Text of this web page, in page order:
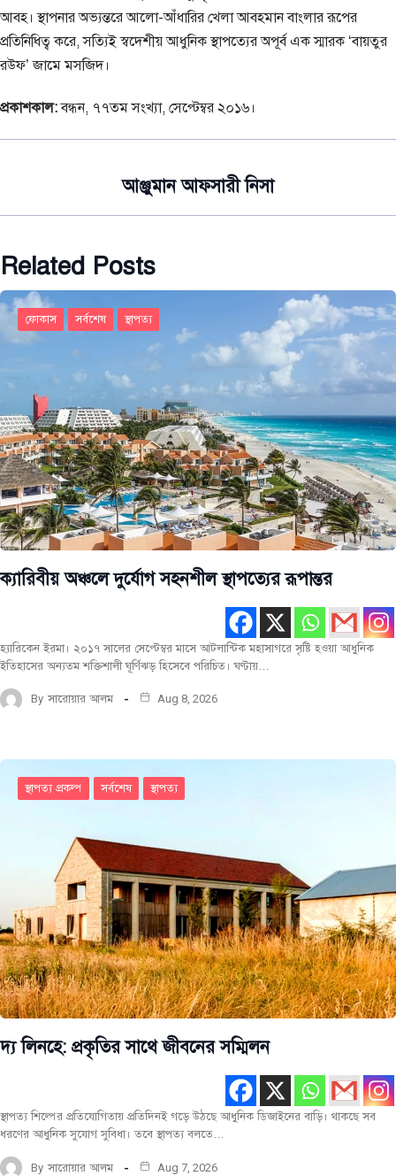
আবহ। স্থাপনার অভ্যন্তরে আলো-আঁধারির খেলা আবহমান বাংলার রূপের
প্রতিনিধিত্ব করে, সত্যিই স্বদেশীয় আধুনিক স্থাপত্যের অপূর্ব এক স্মারক ‘বায়তুর
রউফ’ জামে মসজিদ।
প্রকাশকাল:বন্ধন, ৭৭তম সংখ্যা, সেপ্টেম্বর ২০১৬।
আঞ্জুমান আফসারী নিসা
Related Posts
ফোকাস সর্বশেষ স্থাপত্য
ক্যারিবীয় অঞ্চলে দুর্যোগ সহনশীল স্থাপত্যের রূপান্তর
হ্যারিকেন ইরমা। ২০১৭ সালের সেপ্টেম্বর মাসে আটলান্টিক মহাসাগরে সৃষ্টি হওয়া আধুনিক
ইতিহাসের অন্যতম শক্তিশালী ঘূর্ণিঝড় হিসেবে পরিচিত। ঘণ্টায়…
By সারোয়ার আলম Aug 8, 2026
স্থাপত্য প্রকল্প সর্বশেষ স্থাপত্য
দ্য লিনহে: প্রকৃতির সাথে জীবনের সম্মিলন
স্থাপত্য শিল্পের প্রতিযোগিতায় প্রতিদিনই গড়ে উঠছে আধুনিক ডিজাইনের বাড়ি। থাকছে সব
ধরণের আধুনিক সুযোগ সুবিধা। তবে স্থাপত্য বলতে…
By সারোয়ার আলম Aug 7, 2026